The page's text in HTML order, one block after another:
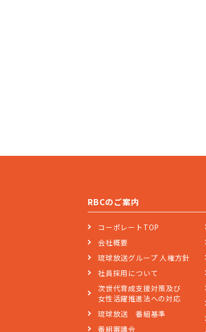
RBCのご案内
コーポレートTOP
会社概要
琉球放送グループ 人権方針
社員採用について
次世代育成支援対策及び
女性活躍推進法への対応
琉球放送 番組基準
番組審議会